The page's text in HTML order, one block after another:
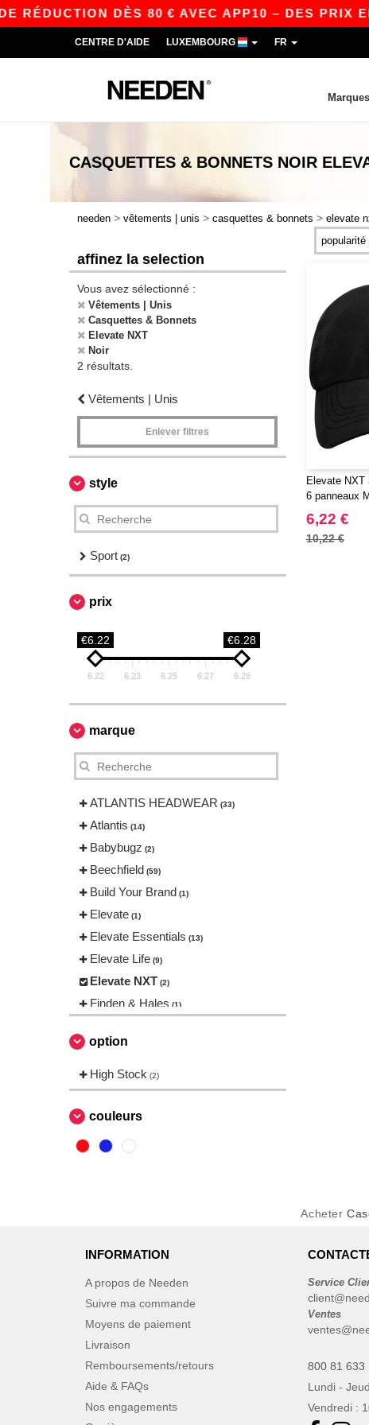
DÈS 80 € AVEC APP10 – DES PRIX
CENTRE D'AIDE LUXEMBOURG FR
Marques
CASQUETTES & BONNETS NOIR
needen > vêtements | unis > casquettes & bonnets > elevate
affinez la selection
Vous avez sélectionné :
Vêtements | Unis
Casquettes & Bonnets
Elevate NXT
Noir
2 résultats.
Vêtements | Unis
Enlever filtres
style
Sport (2)
prix
€6.22 €6.28
6.22 6.23 6.25 6.27 6.28
marque
ATLANTIS HEADWEAR (33)
Atlantis (14)
Babybugz (2)
Beechfield (59)
Build Your Brand (1)
Elevate (1)
Elevate Essentials (13)
Elevate Life (9)
Elevate NXT (2)
Finden & Hales (1)
Henbury
Karlowsky (1)
Korntex (1)
Neutral (3)
Quadra
option
High Stock (2)
couleurs
Elevate NXT
6 panneaux
ajustée
6,22 €
10,22 €
Acheter
INFORMATION
A propos de Needen
Suivre ma commande
Moyens de paiement
Livraison
Remboursements/retours
Aide & FAQs
Nos engagements
Service
Ventes
800 81 633
Lundi -
Vendredi :